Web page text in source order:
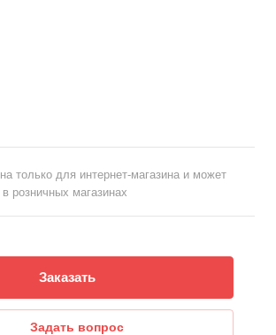
только для интернет-магазина и может
розничных магазинах
Заказать
Задать вопрос